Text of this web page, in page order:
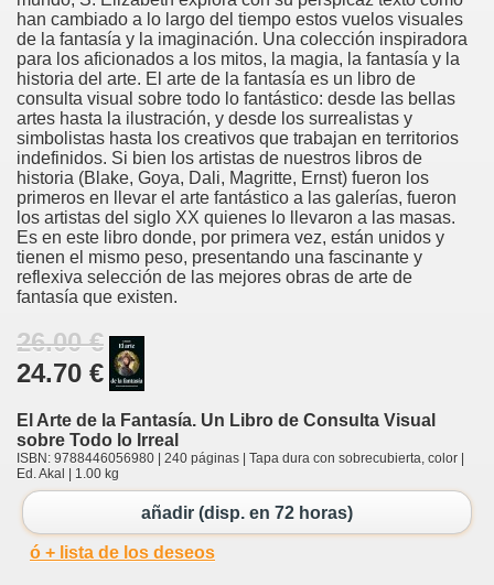
han cambiado a lo largo del tiempo estos vuelos visuales
de la fantasía y la imaginación. Una colección inspiradora
para los aficionados a los mitos, la magia, la fantasía y la
historia del arte. El arte de la fantasía es un libro de
consulta visual sobre todo lo fantástico: desde las bellas
artes hasta la ilustración, y desde los surrealistas y
simbolistas hasta los creativos que trabajan en territorios
indefinidos. Si bien los artistas de nuestros libros de
historia (Blake, Goya, Dali, Magritte, Ernst) fueron los
primeros en llevar el arte fantástico a las galerías, fueron
los artistas del siglo XX quienes lo llevaron a las masas.
Es en este libro donde, por primera vez, están unidos y
tienen el mismo peso, presentando una fascinante y
reflexiva selección de las mejores obras de arte de
fantasía que existen.
26.00 €
24.70 €
El Arte de la Fantasía. Un Libro de Consulta Visual
sobre Todo lo Irreal
ISBN: 9788446056980 | 240 páginas | Tapa dura con sobrecubierta, color |
Ed. Akal | 1.00 kg
añadir (disp. en 72 horas)
ó + lista de los deseos